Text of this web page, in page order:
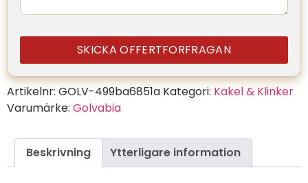
SKICKA OFFERTFORFRAGAN
Artikelnr: GOLV-499ba6851a Kategori: Kakel & Klinker
Varumärke: Golvabia
Beskrivning Ytterligare information